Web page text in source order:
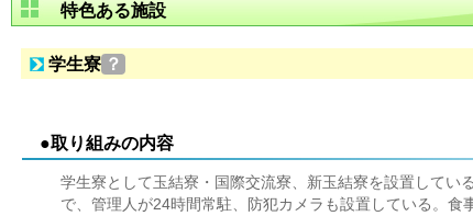
特色ある施設
学生寮 ？
●取り組みの内容
学生寮として玉結寮・国際交流寮、新玉結寮を設置してい
で、管理人が24時間常駐、防犯カメラも設置している。食